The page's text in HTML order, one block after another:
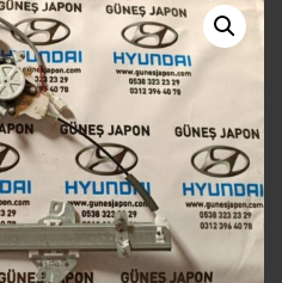
YUMURTA KASA
MOTORSUZ 1995-2000
SIFIR YENİ ÜRÜN